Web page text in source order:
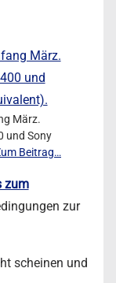
März.
und Sony
Beitrag…
zum
zur
scheinen und